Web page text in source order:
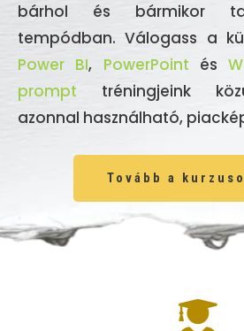
bárhol és bármikor
tempódban. Válogass a
Power BI, PowerPoint és
prompt tréningjeink
azonnal használható,
Tovább a